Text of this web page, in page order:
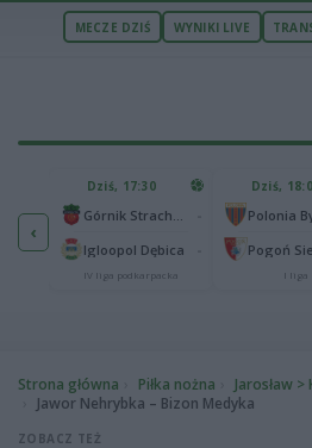
MECZE DZIŚ WYNIKI LIVE
‹
65
25
Dziś, 17:30
Igloopol Dębica
IV liga podkarpacka
Dziś,
Polonia
Pogoń
I liga
Strona główna Piłka nożna
Jarosław
Jawor Nehrybka – Bizon Medyka
ZOBACZ TEŻ